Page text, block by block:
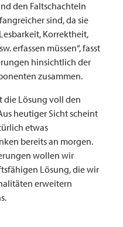
den Faltschachteln
sind, da sie
Korrektheit,
erfassen müssen“, fasst
hinsichtlich der
zusammen.
die Lösung voll den
heutiger Sicht scheint
etwas
bereits an morgen.
wollen wir
Lösung, die wir
erweitern